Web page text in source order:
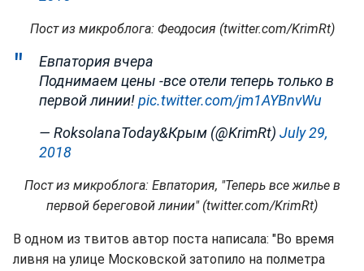
Пост из микроблога: Феодосия (twitter.com/KrimRt)
Евпатория вчера
Поднимаем цены -все отели теперь только в
первой линии!pic.twitter.com/jm1AYBnvWu
— RoksolanaToday&Крым (@KrimRt) July 29,
2018
Пост из микроблога: Евпатория, "Теперь все жилье в
первой береговой линии" (twitter.com/KrimRt)
В одном из твитов автор поста написала: "Во время
ливня на улице Московской затопило на полметра